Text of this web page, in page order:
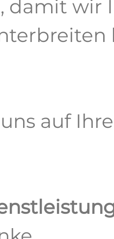
damit wir
auf